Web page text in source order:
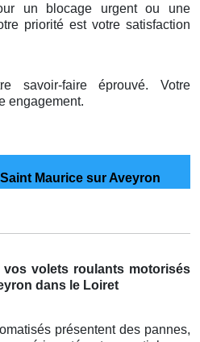
un blocage urgent ou une
priorité est votre satisfaction
savoir-faire éprouvé. Votre
engagement.
Maurice sur Aveyron
volets roulants motorisés
dans le Loiret
présentent des pannes,